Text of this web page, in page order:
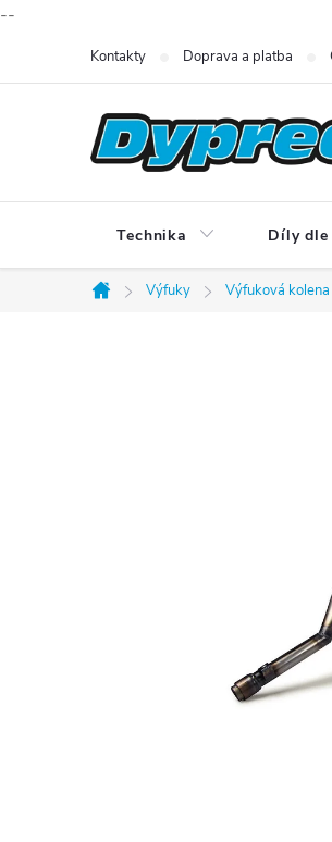
--
Kontakty Doprava a platba
Technika Díly
Domů
Výfuky Výfuková kolena